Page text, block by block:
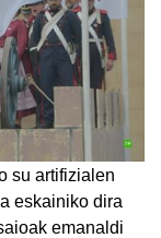
su artifizialen
eskainiko dira
emanaldi